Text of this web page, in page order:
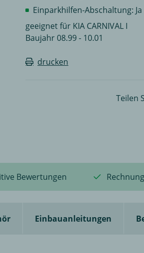
Einparkhilfen-Abschaltung: Ja
geeignet für KIA CARNIVAL I
Baujahr 08.99 - 10.01
drucken
Teilen
Bewertungen
Einbauanleitungen